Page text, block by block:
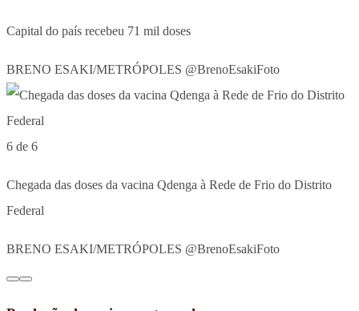
Capital do país recebeu 71 mil doses
BRENO ESAKI/METRÓPOLES @BrenoEsakiFoto
6 de 6
Chegada das doses da vacina Qdenga à Rede de Frio do Distrito
Federal
BRENO ESAKI/METRÓPOLES @BrenoEsakiFoto